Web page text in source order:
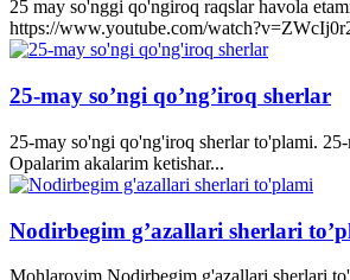
25 may so'nggi qo'ngiroq raqslar havola
https://www.youtube.com/
25-may so’ngi qo’ng’iroq sherlar
25-may so'ngi qo'ng'iroq sherlar to'plami.
Opalarim akalarim ketishar...
Nodirbegim g’azallari sherlari